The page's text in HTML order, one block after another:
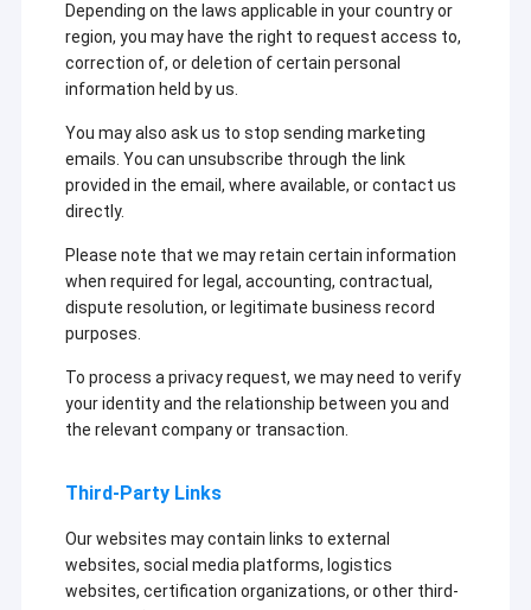
Depending on the laws applicable in your country or
region, you may have the right to request access to,
correction of, or deletion of certain personal
information held by us.
You may also ask us to stop sending marketing
emails. You can unsubscribe through the link
provided in the email, where available, or contact us
directly.
Please note that we may retain certain information
when required for legal, accounting, contractual,
dispute resolution, or legitimate business record
purposes.
To process a privacy request, we may need to verify
your identity and the relationship between you and
the relevant company or transaction.
Third-Party Links
Our websites may contain links to external
websites, social media platforms, logistics
websites, certification organizations, or other third-